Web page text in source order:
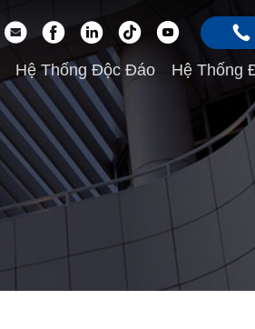
Hệ Thống Độc Đáo Hệ Thống